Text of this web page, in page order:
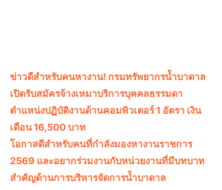
ข่าวดีสำหรับคนหางาน! กรมทรัพยากรน้ำบาดาล
เปิดรับสมัครจ้างเหมาบริการบุคคลธรรมดา
ตำแหน่งปฏิบัติงานด้านคอมพิวเตอร์ 1 อัตรา เงิน
เดือน 16,500 บาท
โอกาสดีสำหรับคนที่กำลังมองหางานราชการ
2569 และอยากร่วมงานกับหน่วยงานที่มีบทบาท
สำคัญด้านการบริหารจัดการน้ำบาดาล